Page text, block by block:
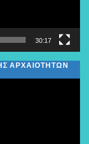
30:17
ΑΡΧΑΙΟΤΗΤΩΝ